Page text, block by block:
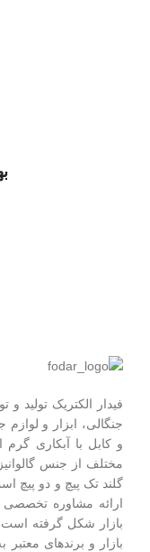
فیدار الکتریک توليد
جنگالی، ابزار و
و کابل با آبکاری
مختلف از جنس
گلند تک پيچ و دو پيچ
ارائه مشاوره
بازار و برندهای